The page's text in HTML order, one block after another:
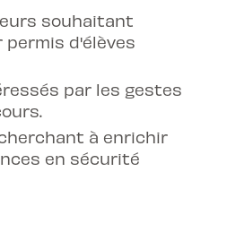
souhaitant
permis d'élèves
par les gestes
à enrichir
en sécurité